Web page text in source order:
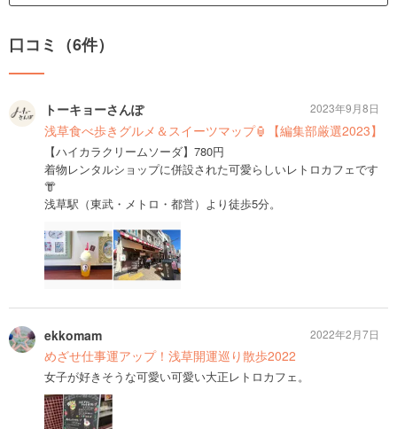
口コミ（6件）
トーキョーさんぽ
浅草食べ歩きグルメ＆スイーツマップ🏮【編集部厳選2023】
【ハイカラクリームソーダ】780円
着物レンタルショップに併設された可愛らしいレトロカフェです
👘
浅草駅（東武・メトロ・都営）より徒歩5分。
2023年9月8日
ekkomam
めざせ仕事運アップ！浅草開運巡り散歩2022
女子が好きそうな可愛い可愛い大正レトロカフェ。
2022年2月7日